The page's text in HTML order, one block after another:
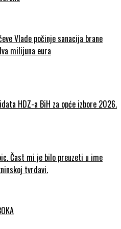
Vlade počinje sanacija brane
milijuna eura
HDZ-a BiH za opće izbore 2026.
Čast mi je bilo preuzeti u ime
tvrdavi.